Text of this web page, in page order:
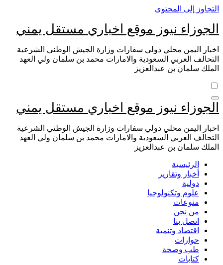
التجاوز إلى المحتوى
الجوزاء نيوز موقع اخباري مستقل يمني
اخبار اليمن محلي دولي سفارات وزارة الجيش الوطني الشرعية
التحالف العربي السعودية والامارات محمد بن سلمان ولي العهد
الملك سلمان بن عبدالعزيز
الجوزاء نيوز موقع اخباري مستقل يمني
اخبار اليمن محلي دولي سفارات وزارة الجيش الوطني الشرعية
التحالف العربي السعودية والامارات محمد بن سلمان ولي العهد
الملك سلمان بن عبدالعزيز
الرئيسية
أخبار وتقارير
دولية
علوم وتكنولوجيا
منوعات
من نحن
اتصل بنا
اقتصاد وتنمية
حوارات
طب وصحة
كتابات